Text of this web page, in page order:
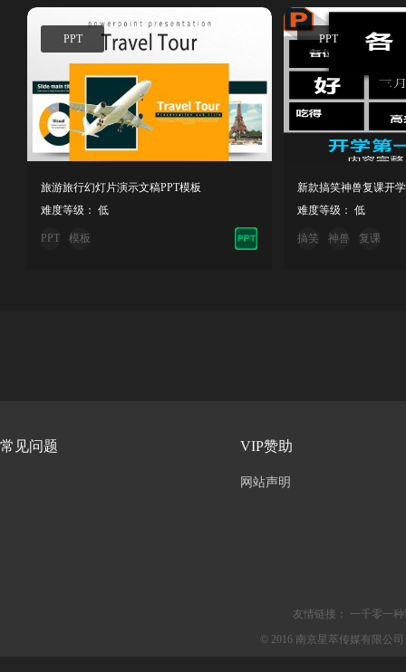
PPT
旅游旅行幻灯片演示文稿PPT模板
难度等级： 低
PPT 模板
PPT
难度等级： 低
搞笑 神兽 复课
常见问题 VIP赞助
网站声明
友情链接：
一千零一
© 2016 南京星萃传媒有限公司